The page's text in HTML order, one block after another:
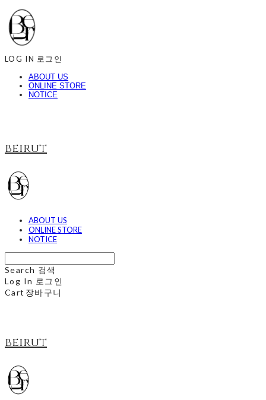
LOG IN 로그인
ABOUT US
ONLINE STORE
NOTICE
beirut
ABOUT US
ONLINE STORE
NOTICE
Search 검색
Log In 로그인
Cart 장바구니
beirut